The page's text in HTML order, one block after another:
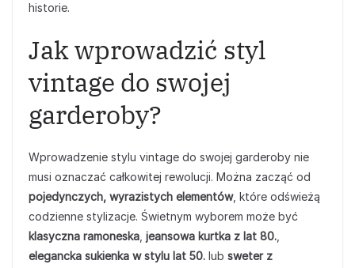
historie.
Jak wprowadzić styl
vintage do swojej
garderoby?
Wprowadzenie stylu vintage do swojej garderoby nie
musi oznaczać całkowitej rewolucji. Można zacząć od
pojedynczych, wyrazistych elementów, które odświeżą
codzienne stylizacje. Świetnym wyborem może być
klasyczna ramoneska jeansowa kurtka z lat 80.
elegancka sukienka w stylu lat 50. lub sweter z